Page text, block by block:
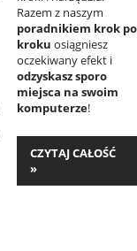
Razem z naszym
poradnikiem krok po
kroku osiągniesz
oczekiwany efekt i
odzyskasz sporo
miejsca na swoim
komputerze!
CZYTAJ CAŁOŚĆ
»